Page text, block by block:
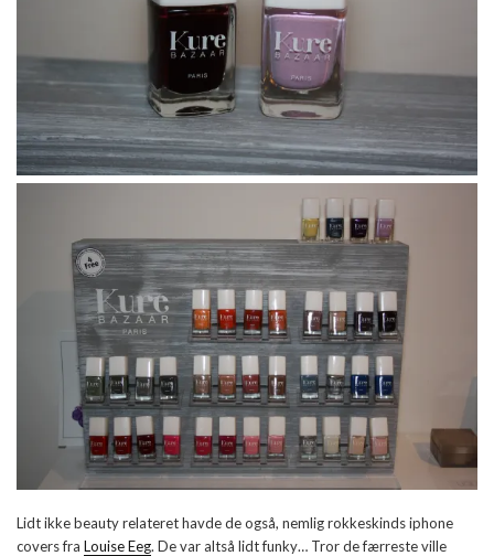
Lidt ikke beauty relateret havde de også, nemlig rokkeskinds iphone
covers fra Louise Eeg. De var altså lidt funky… Tror de færreste ville